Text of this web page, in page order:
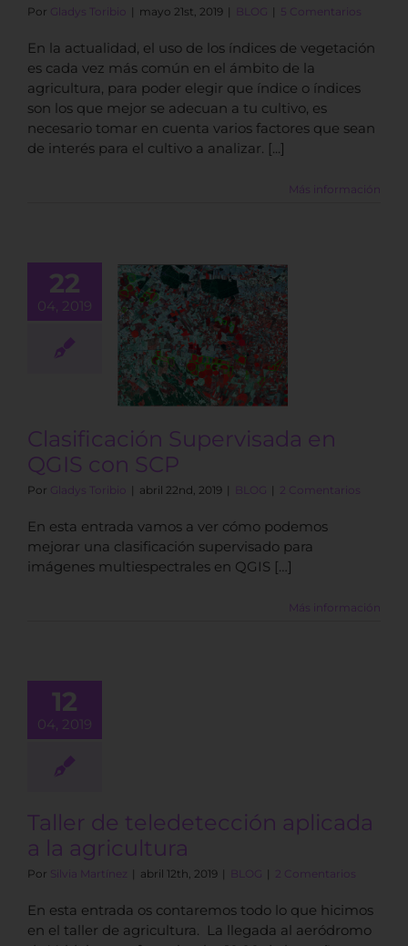
Por Gladys Toribio | mayo 21st, 2019 | BLOG | 5 Comentarios
En la actualidad, el uso de los índices de vegetación
es cada vez más común en el ámbito de la
agricultura, para poder elegir que índice o índices
son los que mejor se adecuan a tu cultivo, es
necesario tomar en cuenta varios factores que sean
de interés para el cultivo a analizar. [...]
Más información
22
04, 2019
en
Clasificación Supervisada en
QGIS con SCP
Por Gladys Toribio | abril 22nd, 2019 | BLOG | 2 Comentarios
En esta entrada vamos a ver cómo podemos
mejorar una clasificación supervisado para
imágenes multiespectrales en QGIS […]
Más información
12
04, 2019
a la
Taller de teledetección aplicada
a la agricultura
Por Silvia Martínez | abril 12th, 2019 | BLOG | 2 Comentarios
En esta entrada os contaremos todo lo que hicimos
en el taller de agricultura. La llegada al aeródromo